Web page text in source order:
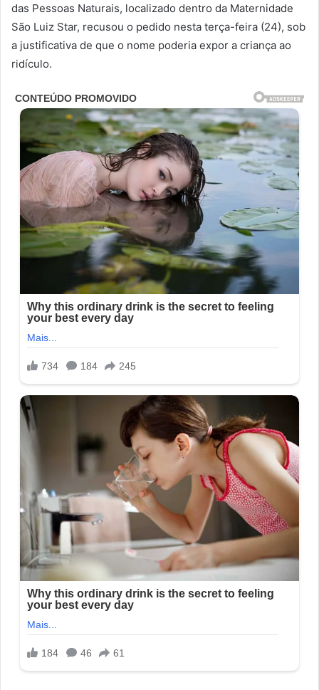
das Pessoas Naturais, localizado dentro da Maternidade
São Luiz Star, recusou o pedido nesta terça-feira (24), sob
a justificativa de que o nome poderia expor a criança ao
ridículo.